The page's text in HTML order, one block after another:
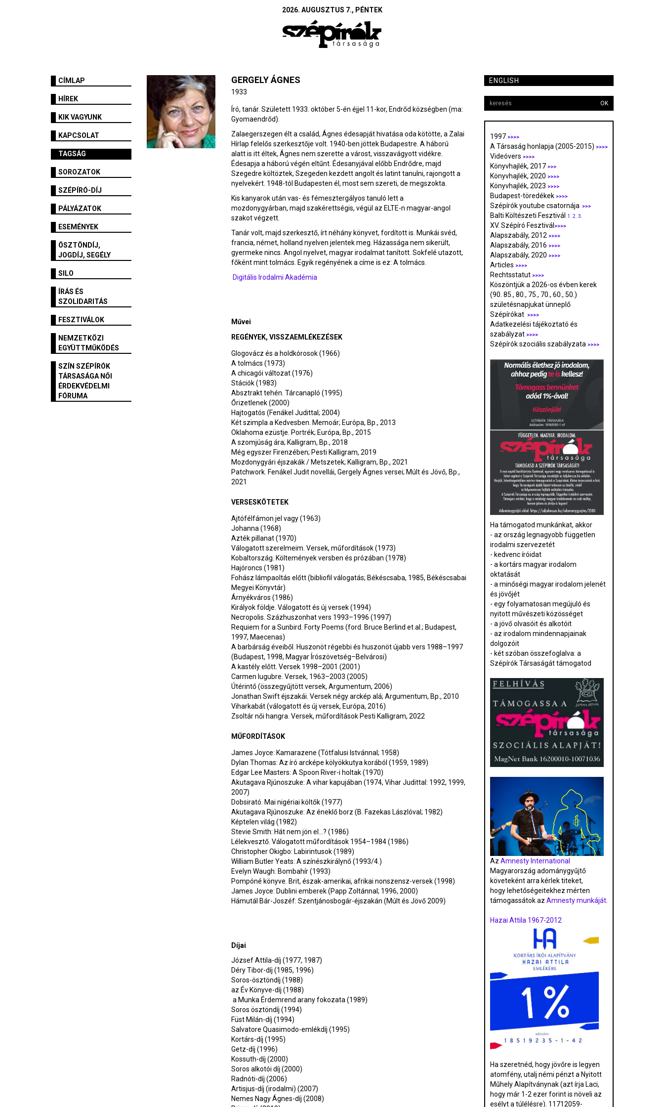
2026. AUGUSZTUS 7., PÉNTEK
CÍMLAP
HÍREK
KIK VAGYUNK
KAPCSOLAT
TAGSÁG
SOROZATOK
SZÉPÍRÓ-DÍJ
PÁLYÁZATOK
ESEMÉNYEK
ÖSZTÖNDÍJ,
JOGDÍJ, SEGÉLY
SILO
ÍRÁS ÉS
SZOLIDARITÁS
FESZTIVÁLOK
NEMZETKÖZI
EGYÜTTMŰKÖDÉS
SZÍN SZÉPÍRÓK
TÁRSASÁGA NŐI
ÉRDEKVÉDELMI
FÓRUMA
GERGELY ÁGNES
1933
Író, tanár. Született 1933. október 5-én éjjel 11-kor, Endrőd községben (ma:
Gyomaendrőd).
Zalaegerszegen élt a család, Ágnes édesapját hivatása oda kötötte, a Zalai
Hírlap felelős szerkesztője volt. 1940-ben jöttek Budapestre. A háború
alatt is itt éltek, Ágnes nem szerette a várost, visszavágyott vidékre.
Édesapja a háború végén eltűnt. Édesanyjával előbb Endrődre, majd
Szegedre költöztek, Szegeden kezdett angolt és latint tanulni, rajongott a
nyelvekért. 1948-tól Budapesten él, most sem szereti, de megszokta.
Kis kanyarok után vas- és fémesztergályos tanuló lett a
mozdonygyárban, majd szakérettségis, végül az ELTE-n magyar-angol
szakot végzett.
Tanár volt, majd szerkesztő, írt néhány könyvet, fordított is. Munkái svéd,
francia, német, holland nyelven jelentek meg. Házassága nem sikerült,
gyermeke nincs. Angol nyelvet, magyar irodalmat tanított. Sokfelé utazott,
főként mint tolmács. Egyik regényének a címe is ez: A tolmács.
Digitális Irodalmi Akadémia
Művei
REGÉNYEK, VISSZAEMLÉKEZÉSEK
Glogovácz és a holdkórosok (1966)
A tolmács (1973)
A chicagói változat (1976)
Stációk (1983)
Absztrakt tehén. Tárcanapló (1995)
Őrizetlenek (2000)
Hajtogatós (Fenákel Judittal; 2004)
Két szimpla a Kedvesben. Memoár; Európa, Bp., 2013
Oklahoma ezüstje. Portrék; Európa, Bp., 2015
A szomjúság ára; Kalligram, Bp., 2018
Még egyszer Firenzében; Pesti Kalligram, 2019
Mozdonygyári éjszakák / Metszetek; Kalligram, Bp., 2021
Patchwork. Fenákel Judit novellái, Gergely Ágnes versei; Múlt és Jövő, Bp.,
2021
VERSESKÖTETEK
Ajtófélfámon jel vagy (1963)
Johanna (1968)
Azték pillanat (1970)
Válogatott szerelmeim. Versek, műfordítások (1973)
Kobaltország. Költemények versben és prózában (1978)
Hajóroncs (1981)
Fohász lámpaoltás előtt (bibliofil válogatás; Békéscsaba, 1985, Békéscsabai
Megyei Könyvtár)
Árnyékváros (1986)
Királyok földje. Válogatott és új versek (1994)
Necropolis. Százhuszonhat vers 1993–1996 (1997)
Requiem for a Sunbird. Forty Poems (ford. Bruce Berlind et al.; Budapest,
1997, Maecenas)
A barbárság éveiből. Huszonöt régebbi és huszonöt újabb vers 1988–1997
(Budapest, 1998, Magyar Írószövetség–Belvárosi)
A kastély előtt. Versek 1998–2001 (2001)
Carmen lugubre. Versek, 1963–2003 (2005)
Útérintő (összegyűjtött versek, Argumentum, 2006)
Jonathan Swift éjszakái. Versek négy arckép alá; Argumentum, Bp., 2010
Viharkabát (válogatott és új versek, Európa, 2016)
Zsoltár női hangra. Versek, műfordítások Pesti Kalligram, 2022
MŰFORDÍTÁSOK
James Joyce: Kamarazene (Tótfalusi Istvánnal; 1958)
Dylan Thomas: Az író arcképe kölyökkutya korából (1959, 1989)
Edgar Lee Masters: A Spoon River-i holtak (1970)
Akutagava Rjúnoszuke: A vihar kapujában (1974, Vihar Judittal: 1992, 1999,
2007)
Dobsirató. Mai nigériai költők (1977)
Akutagava Rjúnoszuke: Az éneklő borz (B. Fazekas Lászlóval; 1982)
Képtelen világ (1982)
Stevie Smith: Hát nem jön el...? (1986)
Lélekvesztő. Válogatott műfordítások 1954–1984 (1986)
Christopher Okigbo: Labirintusok (1989)
William Butler Yeats: A színészkirálynő (1993/4.)
Evelyn Waugh: Bombahír (1993)
Pompóné könyve. Brit, észak-amerikai, afrikai nonszensz-versek (1998)
James Joyce: Dublini emberek (Papp Zoltánnal; 1996, 2000)
Hámutál Bár-Joszéf: Szentjánosbogár-éjszakán (Múlt és Jövő 2009)
Díjai
József Attila-díj (1977, 1987)
Déry Tibor-díj (1985, 1996)
Soros-ösztöndíj (1988)
az Év Könyve-díj (1988)
a Munka Érdemrend arany fokozata (1989)
Soros ösztöndíj (1994)
Füst Milán-díj (1994)
Salvatore Quasimodo-emlékdíj (1995)
Kortárs-díj (1995)
Getz-díj (1996)
Kossuth-díj (2000)
Soros alkotói díj (2000)
Radnóti-díj (2006)
Artisjus-díj (irodalmi) (2007)
Nemes Nagy Ágnes-díj (2008)
ENGLISH
OK
1997 >>>>
A Társaság honlapja (2005-2015) >>>>
Videóvers >>>>
Könyvhajlék, 2017 >>>
Könyvhajlék, 2020 >>>>
Könyvhajlék, 2023 >>>>
Budapest-töredékek >>>>
Szépírók youtube csatornája >>>
Balti Költészeti Fesztivál 1. 2. 3.
XV. Szépíró Fesztivál >>>>
Alapszabály, 2012 >>>>
Alapszabály, 2016 >>>>
Alapszabály, 2020 >>>>
Articles >>>>
Rechtsstatut >>>>
Köszöntjük a 2026-os évben kerek
(90. 85., 80., 75., 70., 60., 50.)
születésnapjukat ünneplő
Szépírókat
>>>>
Adatkezelési tájékoztató és
szabályzat >>>>
Szépírók szociális szabályzata >>>>
Ha támogatod munkánkat, akkor
- az ország legnagyobb független
irodalmi szervezetét
- kedvenc íróidat
- a kortárs magyar irodalom
oktatását
- a minőségi magyar irodalom jelenét
és jövőjét
- egy folyamatosan megújuló és
nyitott művészeti közösséget
- a jövő olvasóit és alkotóit
- az irodalom mindennapjainak
dolgozóit
- két szóban összefoglalva: a
Szépírók Társaságát támogatod
Az Amnesty International
Magyarország adománygyűjtő
követeként arra kérlek titeket,
hogy lehetőségeitekhez mérten
támogassátok az Amnesty munkáját.
Hazai Attila 1967-2012
Ha szeretnéd, hogy jövőre is legyen
atomfény, utalj némi pénzt a Nyitott
Műhely Alapítványnak (azt írja Laci,
hogy már 1-2 ezer forint is növeli az
esélyt a túlélésre). 11712059-